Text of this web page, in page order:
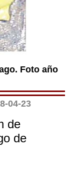
Foto año
04-23
de
de